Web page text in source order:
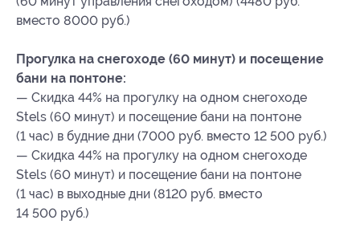
вместо 8000 руб.)
Прогулка на снегоходе (60 минут) и посещение
бани на понтоне:
— Скидка 44% на прогулку на одном снегоходе
Stels (60 минут) и посещение бани на понтоне
(1 час) в будние дни (7000 руб. вместо 12 500 руб.)
— Скидка 44% на прогулку на одном снегоходе
Stels (60 минут) и посещение бани на понтоне
(1 час) в выходные дни (8120 руб. вместо
14 500 руб.)